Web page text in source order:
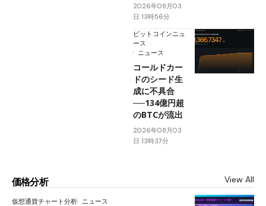
2026年08月03
日 13時56分
ビットコインニュ
ース
ニュース
コールドカー
ドのシード生
成に不具合
──134億円超
のBTCが流出
2026年08月03
日 13時37分
価格分析 View All
仮想通貨チャート分析 ニュース